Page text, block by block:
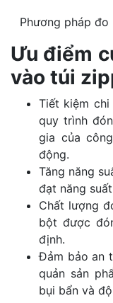
Phương pháp đo
Ưu điểm
vào túi
Tiết kiệm
quy trình
gia của
động.
Tăng năng
đạt năng
Chất lượng
bột được
định.
Đảm bảo an
quản sản
bụi bẩn và